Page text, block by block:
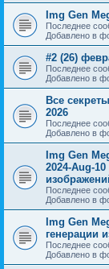
Img Gen
Последнее
Добавлено в
#2 (26)
Последнее
Добавлено в
Все
2026
Последнее
Добавлено в
Img Gen
2024-Aug-
Последнее
Добавлено в
Img Gen
генерации
Последнее
Добавлено в